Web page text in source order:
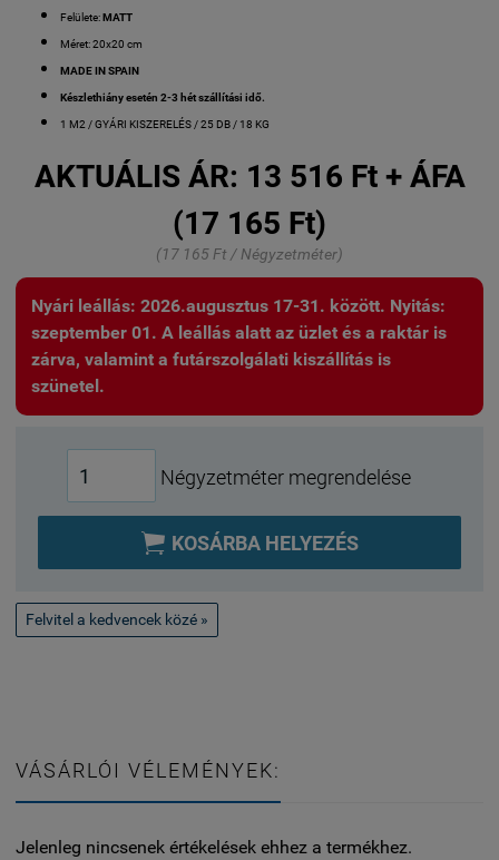
Felülete:MATT
Méret: 20x20 cm
MADE IN SPAIN
Készlethiány esetén 2-3 hét szállítási idő.
1 M2 / GYÁRI KISZERELÉS / 25 DB / 18 KG
AKTUÁLIS ÁR: 13 516 Ft + ÁFA
(17 165 Ft)
(17 165 Ft / Négyzetméter)
Nyári leállás: 2026.augusztus 17-31. között. Nyitás:
szeptember 01. A leállás alatt az üzlet és a raktár is
zárva, valamint a futárszolgálati kiszállítás is
szünetel.
Négyzetméter megrendelése
 KOSÁRBA HELYEZÉS
Felvitel a kedvencek közé »
VÁSÁRLÓI VÉLEMÉNYEK:
Jelenleg nincsenek értékelések ehhez a termékhez.